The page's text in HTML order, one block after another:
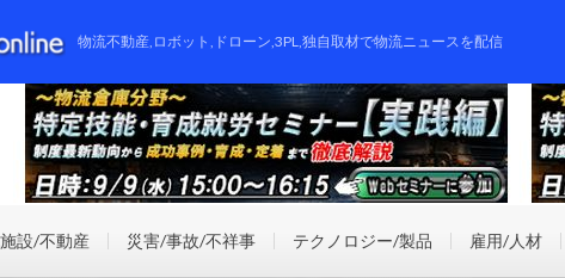
物流不動産,ロボット,ドローン,3PL,独自取材で物流ニュースを配信
設/不動産 災害/事故/不祥事 テクノロジー/製品 雇用/人材